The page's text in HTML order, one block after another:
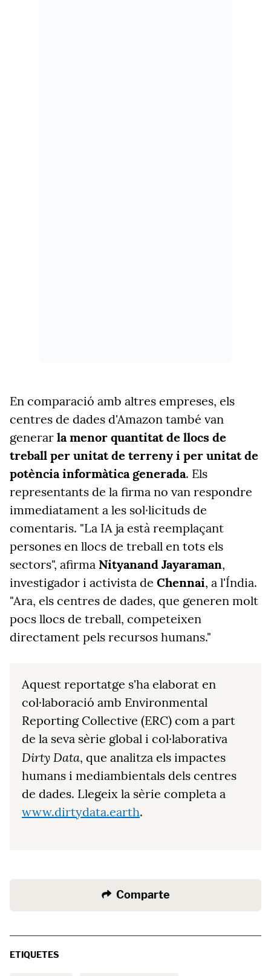
En comparació amb altres empreses, els
centres de dades d'Amazon també van
generar la menor quantitat de llocs de
treball per unitat de terreny i per unitat de
potència informàtica generada. Els
representants de la firma no van respondre
immediatament a les sol·licituds de
comentaris. "La IA ja està reemplaçant
persones en llocs de treball en tots els
sectors", afirma Nityanand Jayaraman,
investigador i activista de Chennai, a l'Índia.
"Ara, els centres de dades, que generen molt
pocs llocs de treball, competeixen
directament pels recursos humans."
Aquest reportatge s'ha elaborat en
col·laboració amb Environmental
Reporting Collective (ERC) com a part
de la seva sèrie global i col·laborativa
Dirty Data, que analitza els impactes
humans i mediambientals dels centres
de dades. Llegeix la sèrie completa a
www.dirtydata.earth.
Comparte
ETIQUETES